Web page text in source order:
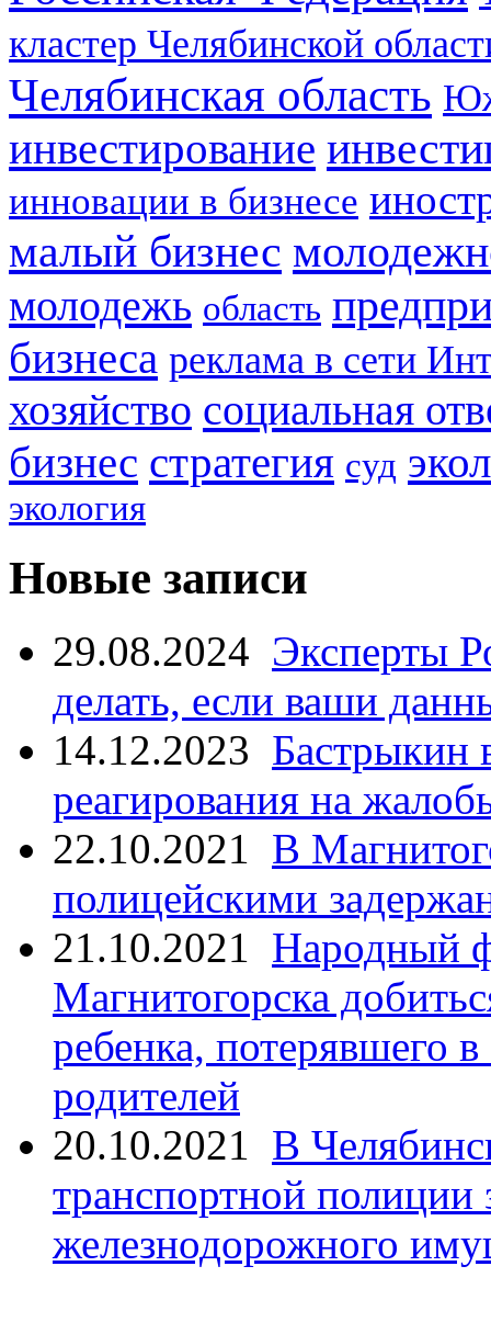
кластер Челябинской
Челябинская область
инвестирование
инновации в бизнесе
малый бизнес
молодежь область
бизнеса реклама в сети
хозяйство социальная
бизнес стратегия суд
экология
Новые записи
29.08.2024 Эксперты
делать, если ваши
14.12.2023 Бастрыкин
реагирования на
22.10.2021
В
полицейскими
21.10.2021
Народный
Магнитогорска
ребенка, потерявшего
родителей
20.10.2021
В
транспортной
железнодорожного